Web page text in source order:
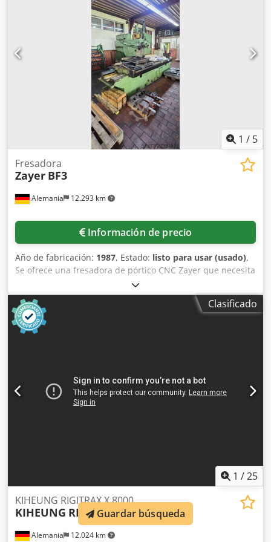
DE RANURAS EN T 3 DIMENSIONES DE LAS RANURAS EN T
T12 / 12 mm POTENCIA DEL MOTOR S1/S6 0,75 kW/1 kW
230V DIMENSIONES 980x600x1010 mm Codpetz Sx Ejfx
Afljha PESO 140 kg Equipamiento estándar * Portabrocas *
Avance automático del eje X Equipamiento opcional * Base
para la máquina * Tornillo de banco para máquina 100 x
80 mm * Sistema de refrigeración
1 / 5
Alemania 12.293 km
Fresadora
Zayer BF3
Información de precio
Año de fabricación: 1987, Estado: listo para usar (usado),
Se ofrece una fresadora de pórtico CNC Zayer que necesita
reparación. Recorridos en los ejes X/Y/Z: 2500 mm/1000
mm/900 mm, tamaño de la mesa: 2500 mm/800 mm, carga
máxima de la mesa: 6000 kg, potencia del husillo:
aproximadamente 38 kW, sistema de sujeción de
herramientas: ISO 50, velocidad máxima: 1800 rpm,
sigue mostrando un fallo. Se puede organizar una visita
previa acuerdo. Csdpfx Afezmh Tpjloha
Clasificado
1 /25
Alemania 12.024 km
KIHEUNG RIGITRAX X 8000
KIHEUNG RIGITRAX X 8000
Guardar búsqueda